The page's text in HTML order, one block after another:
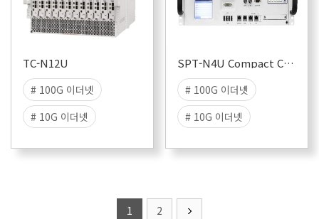
TC-N12U
# 100G 이더넷
# 10G 이더넷
SPT-N4U Compact Chassis
# 100G 이더넷
# 10G 이더넷
# 스위치 성능 시험
1
2